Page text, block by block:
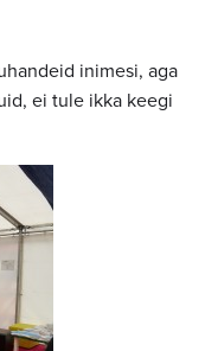
inimesi, aga
ei tule ikka keegi